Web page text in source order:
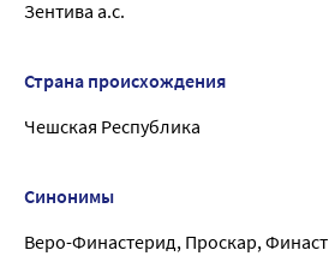
Зентива а.с.
Страна происхождения
Чешская Республика
Синонимы
Веро-Финастерид, Проскар, Финаст